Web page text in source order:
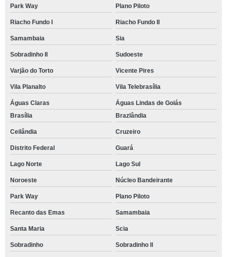
Park Way Plano Piloto
Riacho Fundo I Riacho Fundo II
Samambaia Sia
Sobradinho II Sudoeste
Varjão do Torto Vicente Pires
Vila Planalto Vila Telebrasília
Águas Claras
Águas Lindas de Goiás
Brasília
Brazlândia
Ceilândia Cruzeiro
Distrito Federal Guará
Lago Norte Lago Sul
Noroeste Núcleo Bandeirante
Park Way Plano Piloto
Recanto das Emas Samambaia
Santa Maria Scia
Sobradinho Sobradinho ll